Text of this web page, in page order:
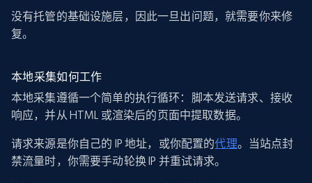
没有托管的基础设施层，因此一旦出问题，就需要你来修
复。
本地采集如何工作
本地采集遵循一个简单的执行循环：脚本发送请求、接收
响应，并从 HTML 或渲染后的页面中提取数据。
请求来源是你自己的 IP 地址，或你配置的代理。当站点封
禁流量时，你需要手动轮换 IP 并重试请求。